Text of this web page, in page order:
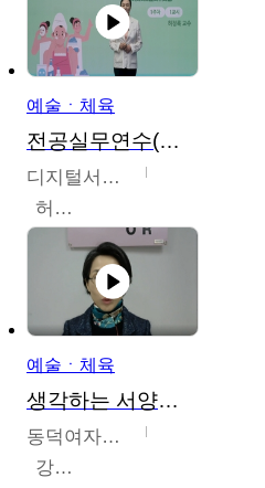
예술ㆍ체육
전공실무연수(헤어,메이크업,피부,네일)
디지털서울문화예술대학교
허정록
예술ㆍ체육
생각하는 서양미술의 이해
동덕여자대학교
강수미